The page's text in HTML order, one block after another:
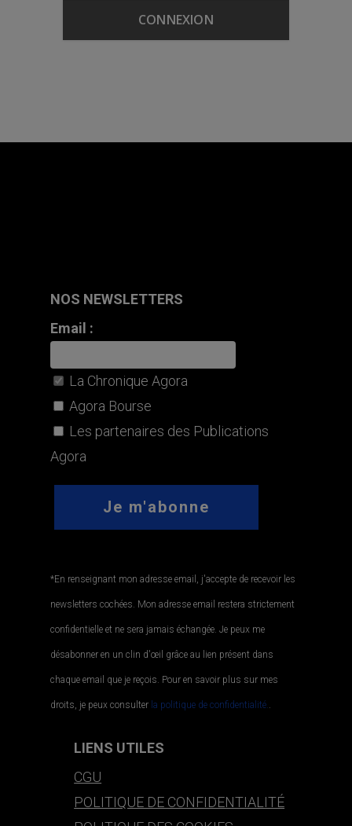
NOS NEWSLETTERS
Email :
La Chronique Agora
Agora Bourse
Les partenaires des Publications
Agora
*En renseignant mon adresse email, j'accepte de recevoir les
newsletters cochées. Mon adresse email restera strictement
confidentielle et ne sera jamais échangée. Je peux me
désabonner en un clin d'œil grâce au lien présent dans
chaque email que je reçois. Pour en savoir plus sur mes
droits, je peux consulter la politique de confidentialité..
LIENS UTILES
CGU
POLITIQUE DE CONFIDENTIALITÉ